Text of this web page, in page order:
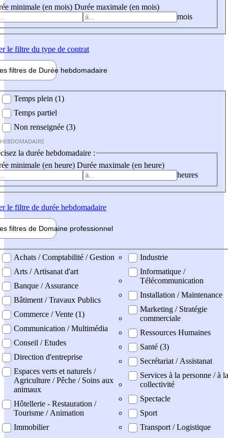
minimale (en mois) Durée maximale (en mois)
mois
le filtre du type de contrat
filtres de Durée hebdomadaire
Temps plein (1)
Temps partiel
Non renseignée (3)
la durée hebdomadaire :
minimale (en heure) Durée maximale (en heure)
heures
le filtre de durée hebdomadaire
filtres de Domaine professionnel
professionel
Achats / Comptabilité / Gestion
Arts / Artisanat d'art
Banque / Assurance
Bâtiment / Travaux Publics
Commerce / Vente (1)
Communication / Multimédia
Conseil / Etudes
Direction d'entreprise
Espaces verts et naturels /
Agriculture / Pêche / Soins aux
animaux
Hôtellerie - Restauration /
Tourisme / Animation
Immobilier
Industrie
Informatique /
Télécommunication
Installation / Maintenance
Marketing / Stratégie
commerciale
Ressources Humaines
Santé (3)
Secrétariat / Assistanat
Services à la personne / à la
collectivité
Spectacle
Sport
Transport / Logistique